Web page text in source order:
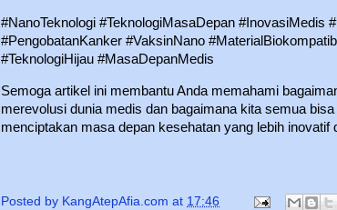
#NanoTeknologi #TeknologiMasaDepan #InovasiMedis
#PengobatanKanker #VaksinNano
#TeknologiHijau #MasaDepanMedis
Semoga artikel ini membantu Anda memahami
merevolusi dunia medis dan bagaimana kita semua
menciptakan masa depan kesehatan yang lebih inovatif
Posted by KangAtepAfia.com at 17:46